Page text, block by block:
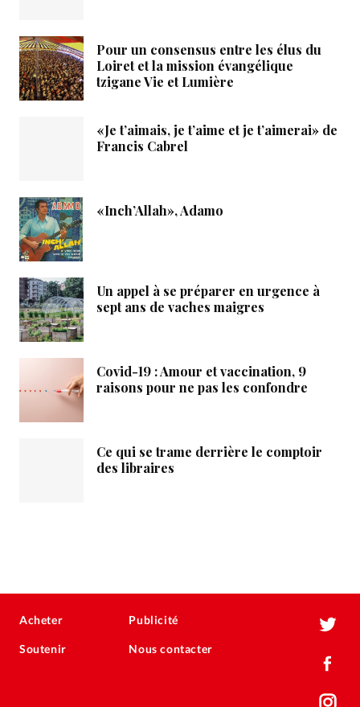
Pour un consensus entre les élus du
Loiret et la mission évangélique
tzigane Vie et Lumière
«Je t’aimais, je t’aime et je t’aimerai» de
Francis Cabrel
«Inch’Allah», Adamo
Un appel à se préparer en urgence à
sept ans de vaches maigres
Covid-19 : Amour et vaccination, 9
raisons pour ne pas les confondre
Ce qui se trame derrière le comptoir
des libraires
Acheter
Soutenir
Publicité
Nous contacter